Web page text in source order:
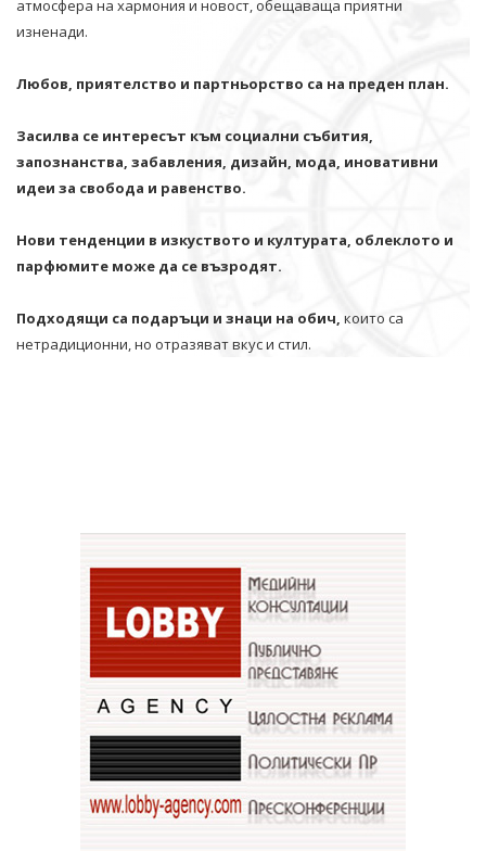
атмосфера на хармония и новост, обещаваща приятни
изненади.
Любов, приятелство и партньорство са на преден план.
Засилва се интересът към социални събития,
запознанства, забавления, дизайн, мода, иновативни
идеи за свобода и равенство.
Нови тенденции в изкуството и културата, облеклото и
парфюмите може да се възродят.
Подходящи са подаръци и знаци на обич, които са
нетрадиционни, но отразяват вкус и стил.